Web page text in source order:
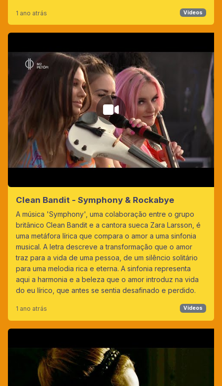
1 ano atrás Vídeos
Clean Bandit - Symphony & Rockabye
A música 'Symphony', uma colaboração entre o grupo
britânico Clean Bandit e a cantora sueca Zara Larsson, é
uma metáfora lírica que compara o amor a uma sinfonia
musical. A letra descreve a transformação que o amor
traz para a vida de uma pessoa, de um silêncio solitário
para uma melodia rica e eterna. A sinfonia representa
aqui a harmonia e a beleza que o amor introduz na vida
do eu lírico, que antes se sentia desafinado e perdido.
1 ano atrás Vídeos